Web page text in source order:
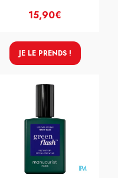
15,90€
JE LE PRENDS !